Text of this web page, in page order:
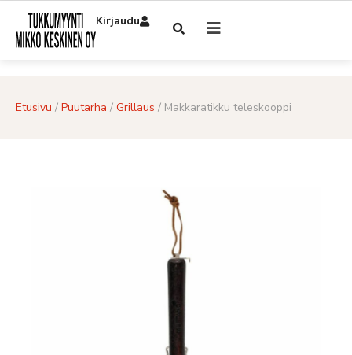
Kirjaudu
Etusivu / Puutarha / Grillaus / Makkaratikku teleskooppi